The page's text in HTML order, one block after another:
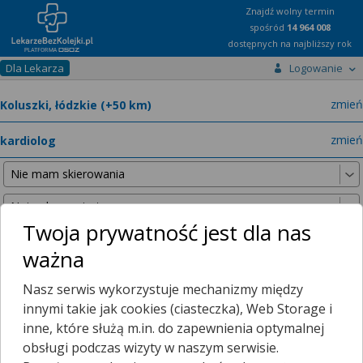
Znajdź wolny termin
spośród 14 964 008
dostępnych na najbliższy rok
Dla Lekarza Logowanie
zmień
zmień
Nie znaleźliśmy żadnych lekarzy w promieniu25 km , dlatego
zwiększyliśmy promień wyszukiwania do
50 km
Twoja prywatność jest dla nas
ważna
Nasz serwis wykorzystuje mechanizmy między
innymi takie jak cookies (ciasteczka), Web Storage i
inne, które służą m.in. do zapewnienia optymalnej
obsługi podczas wizyty w naszym serwisie.